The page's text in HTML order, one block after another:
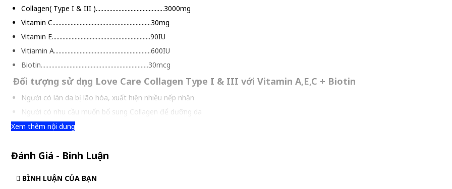
Collagen( Type I & III ).............................................3000mg
Vitamin C.................................................................30mg
Vitamin E.................................................................90IU
Vitiamin A................................................................600IU
Biotin.......................................................................30mcg
Đối tượng sử dụng Love Care Collagen Type I & III với Vitamin A,E,C + Biotin
Người có làn da bị lão hóa, xuất hiện nhiều nếp nhăn
Người có nhu cầu muốn bổ sung Collagen để dưỡng da
Người gặp các vấn đề về tóc như rụng tóc, tóc yếu
Mỗi lần uống 1 viên Love Care Collagen Type I & III
Uống không quá 3 viên mỗi ngày
Xem thêm nội dung
Đánh Giá - Bình Luận
BÌNH LUẬN CỦA BẠN